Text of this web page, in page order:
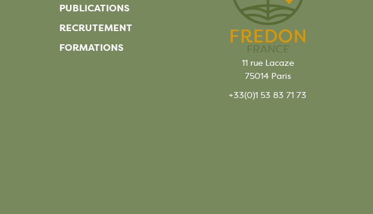
PUBLICATIONS
RECRUTEMENT
FORMATIONS
11 rue Lacaze
75014 Paris
+33(0)1 53 83 71 73